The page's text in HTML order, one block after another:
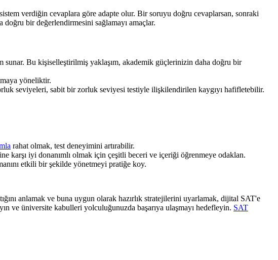
verdiğin cevaplara göre adapte olur. Bir soruyu doğru cevaplarsan, sonraki
bir değerlendirmesini sağlamayı amaçlar.
Bu kişiselleştirilmiş yaklaşım, akademik güçlerinizin daha doğru bir
yöneliktir.
seviyeleri, sabit bir zorluk seviyesi testiyle ilişkilendirilen kaygıyı hafifletebilir.
rahat olmak, test deneyimini artırabilir.
karşı iyi donanımlı olmak için çeşitli beceri ve içeriği öğrenmeye odaklan.
etkili bir şekilde yönetmeyi pratiğe koy.
anlamak ve buna uygun olarak hazırlık stratejilerini uyarlamak, dijital SAT'e
ve üniversite kabulleri yolculuğunuzda başarıya ulaşmayı hedefleyin. SAT